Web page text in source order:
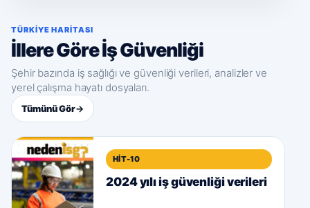
TÜRKIYE HARITASI
İllere Göre İş Güvenliği
Şehir bazında iş sağlığı ve güvenliği verileri, analizler ve
yerel çalışma hayatı dosyaları.
Tümünü Gör→
HIT-10
2024 yılı iş güvenliği verileri